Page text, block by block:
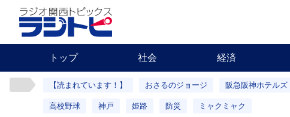
トップ 社会 経済
【読まれています！】 おさるのジョージ 阪急阪神ホテルズ
高校野球 神戸 姫路 防災 ミャクミャク